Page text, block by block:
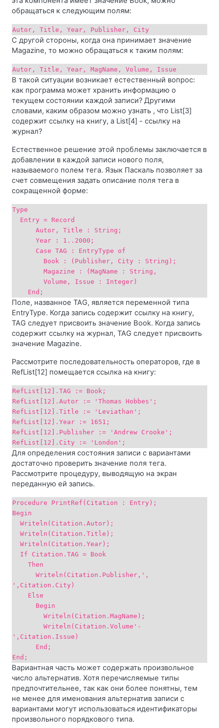
обращаться к следующим полям:
Autor, Title, Year, Publisher, City
С другой стороны, когда она принимает значение
Magazine, то можно обращаться к таким полям:
Autor, Title, Year, MagName, Volume, Issue
В такой ситуации возникает естественный вопрос:
как программа может хранить информацию о
текущем состоянии каждой записи? Другими
словами, каким образом можно узнать , что List[3]
содержит ссылку на книгу, а List[4] - ссылку на
журнал?
Естественное решение этой проблемы заключается в
добавлении в каждой записи нового поля,
называемого полем тега. Язык Паскаль позволяет за
счет совмещения задать описание поля тега в
сокращенной форме:
Type
Entry = Record
Autor, Title : String;
Year : 1..2000;
Case TAG : EntryType of
Book : (Publisher, City : String);
Magazine : (MagName : String,
Volume, Issue : Integer)
End;
Поле, названное TAG, является переменной типа
EntryType. Когда запись содержит ссылку на книгу,
TAG следует присвоить значение Book. Когда запись
содержит ссылку на журнал, TAG следует присвоить
значение Magazine.
Рассмотрите последовательность операторов, где в
RefList[12] помещается ссылка на книгу:
RefList[12].TAG := Book;
RefList[12].Autor := 'Thomas Hobbes';
RefList[12].Title := 'Leviathan';
RefList[12].Year := 1651;
RefList[12].Publisher := 'Andrew Crooke';
RefList[12].City := 'London';
Для определения состояния записи с вариантами
достаточно проверить значение поля тега.
Рассмотрите процедуру, выводящую на экран
переданную ей запись.
Procedure PrintRef(Citation : Entry);
Begin
Writeln(Citation.Autor);
Writeln(Citation.Title);
Writeln(Citation.Year);
If Citation.TAG = Book
Then
Writeln(Citation.Publisher,',
',Citation.City)
Else
Begin
Writeln(Citation.MagName);
Writeln(Citation.Volume'-
',Citation.Issue)
End;
End;
Вариантная часть может содержать произвольное
число альтернатив. Хотя перечисляемые типы
предпочтительнее, так как они более понятны, тем
не менее для именования альтернатив записи с
вариантами могут использоваться идентификаторы
произвольного порядкового типа.